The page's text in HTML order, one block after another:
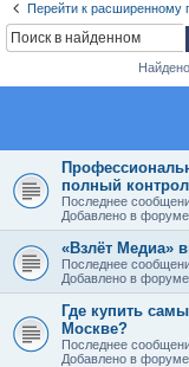
Перейти к расширенному
полный
Последнее
Добавлено в форуме
«Взлёт Медиа»
Последнее
Добавлено в форуме
Где купить
Москве?
Последнее
Добавлено в форуме